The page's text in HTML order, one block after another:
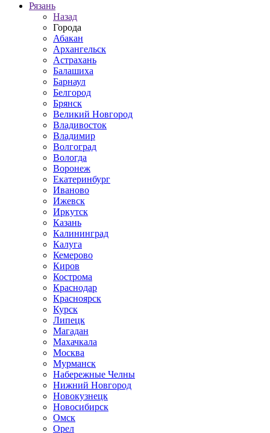
Рязань
Назад
Города
Абакан
Архангельск
Астрахань
Балашиха
Барнаул
Белгород
Брянск
Великий Новгород
Владивосток
Владимир
Волгоград
Вологда
Воронеж
Екатеринбург
Иваново
Ижевск
Иркутск
Казань
Калининград
Калуга
Кемерово
Киров
Кострома
Краснодар
Красноярск
Курск
Липецк
Магадан
Махачкала
Москва
Мурманск
Набережные Челны
Нижний Новгород
Новокузнецк
Новосибирск
Омск
Орел